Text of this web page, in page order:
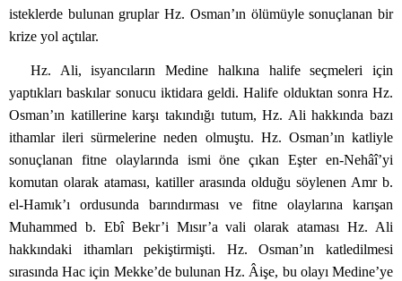
isteklerde bulunan gruplar Hz. Osman’ın ölümüyle sonuçlanan bir
krize yol açtılar.
Hz. Ali, isyancıların Medine halkına halife seçmeleri için
yaptıkları baskılar sonucu iktidara geldi. Halife olduktan sonra Hz.
Osman’ın katillerine karşı takındığı tutum, Hz. Ali hakkında bazı
ithamlar ileri sürmelerine neden olmuştu. Hz. Osman’ın katliyle
sonuçlanan fitne olaylarında ismi öne çıkan Eşter en-Nehâî’yi
komutan olarak ataması, katiller arasında olduğu söylenen Amr b.
el-Hamık’ı ordusunda barındırması ve fitne olaylarına karışan
Muhammed b. Ebî Bekr’i Mısır’a vali olarak ataması Hz. Ali
hakkındaki ithamları pekiştirmişti. Hz. Osman’ın katledilmesi
sırasında Hac için Mekke’de bulunan Hz. Âişe, bu olayı Medine’ye